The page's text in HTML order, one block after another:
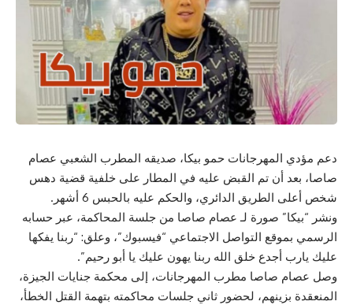
دعم مؤدي المهرجانات حمو بيكا، صديقه المطرب الشعبي عصام
صاصا، بعد أن تم القبض عليه في المطار على خلفية قضية دهس
شخص أعلى الطريق الدائري، والحكم عليه بالحبس 6 أشهر.
ونشر “بيكا” صورة لـ عصام صاصا من جلسة المحاكمة، عبر حسابه
الرسمي بموقع التواصل الاجتماعي “فيسبوك”، وعلق: “ربنا يفكها
عليك يارب أجدع خلق الله ربنا يهون عليك يا أبو رحيم”.
وصل عصام صاصا مطرب المهرجانات، إلى محكمة جنايات الجيزة،
المنعقدة بزينهم، لحضور ثاني جلسات محاكمته بتهمة القتل الخطأ،